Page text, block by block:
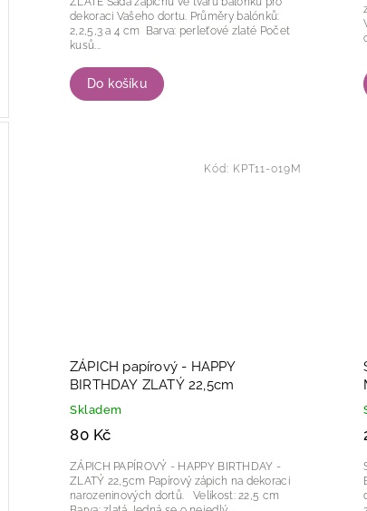
Do košíku
dekoraci Vašeho dortu. Průměry balónků:
2,2,5,3 a 4 cm Barva: perleťové zlaté Počet
kusů...
ZÁPICH papírový - HAPPY
BIRTHDAY ZLATÝ 22,5cm
Skladem
80 Kč
ZÁPICH PAPÍROVÝ - HAPPY BIRTHDAY -
ZLATÝ 22,5cm Papírový zápich na dekoraci
narozeninových dortů. Velikost: 22,5 cm
Kód: KPT11-019M